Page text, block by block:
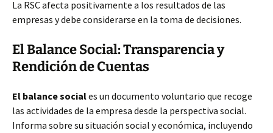
La RSC afecta positivamente a los resultados de las
empresas y debe considerarse en la toma de decisiones.
El Balance Social: Transparencia y
Rendición de Cuentas
El balance sociales un documento voluntario que recoge
las actividades de la empresa desde la perspectiva social.
Informa sobre su situación social y económica, incluyendo